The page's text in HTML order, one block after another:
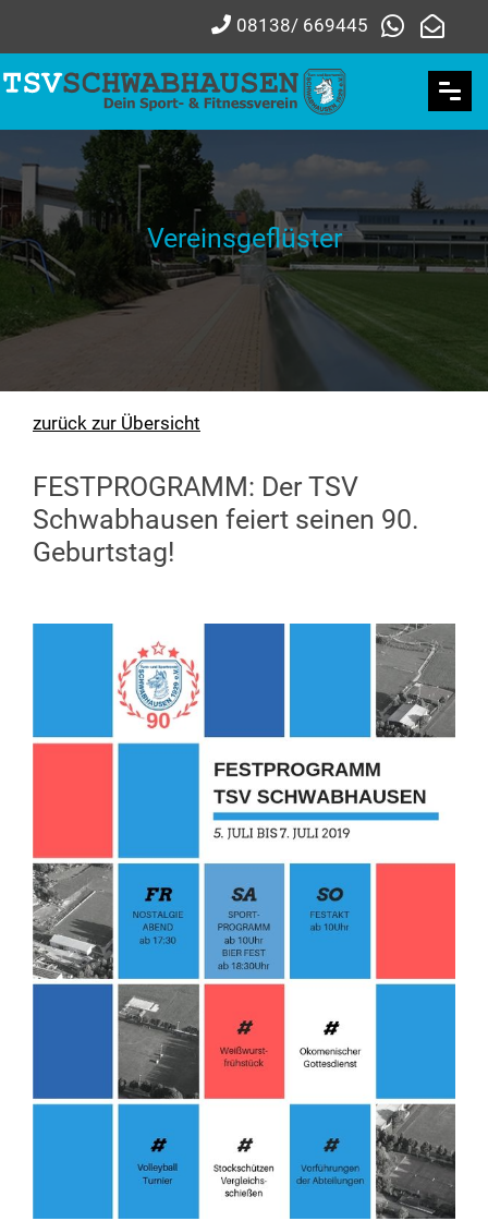
08138/ 669445
Vereinsgeflüster
zurück zur Übersicht
FESTPROGRAMM: Der TSV
Schwabhausen feiert seinen 90.
Geburtstag!